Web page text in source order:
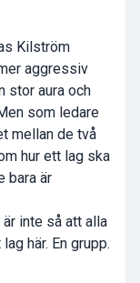
Kilström
aggressiv
stor aura och
som ledare
mellan de två
hur ett lag ska
bara är
inte så att alla
här. En grupp.